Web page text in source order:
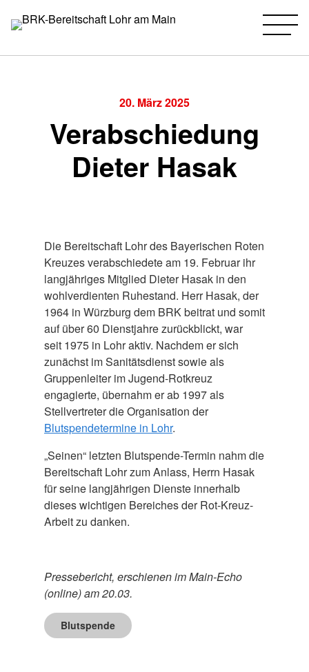
Zum
Inhalt
springen
BRK-Bereitschaft Lohr am Main
20. März 2025
Verabschiedung
Dieter Hasak
Die Bereitschaft Lohr des Bayerischen Roten
Kreuzes verabschiedete am 19. Februar ihr
langjähriges Mitglied Dieter Hasak in den
wohlverdienten Ruhestand. Herr Hasak, der
1964 in Würzburg dem BRK beitrat und somit
auf über 60 Dienstjahre zurückblickt, war
seit 1975 in Lohr aktiv. Nachdem er sich
zunächst im Sanitätsdienst sowie als
Gruppenleiter im Jugend-Rotkreuz
engagierte, übernahm er ab 1997 als
Stellvertreter die Organisation der
Blutspendetermine in Lohr.
„Seinen“ letzten Blutspende-Termin nahm die
Bereitschaft Lohr zum Anlass, Herrn Hasak
für seine langjährigen Dienste innerhalb
dieses wichtigen Bereiches der Rot-Kreuz-
Arbeit zu danken.
Pressebericht, erschienen im Main-Echo
(online) am 20.03.
Blutspende